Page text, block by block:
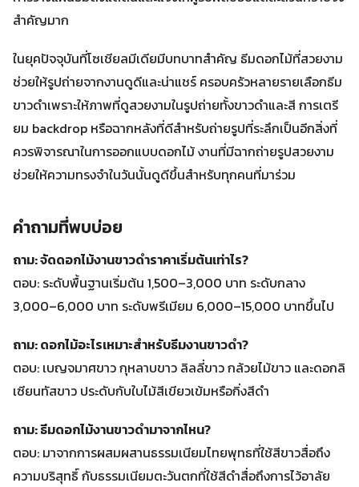
สำคัญมาก
ในยุคปัจจุบันที่โซเชียลมีเดียมีบทบาทสำคัญ ธีมดอกไม้ที่สวยงาม
ช่วยให้รูปถ่ายจากงานดูดีและน่าแชร์ ครอบครัวหลายรายเลือกธีม
ขาวดำเพราะให้ภาพที่ดูสวยงามในรูปถ่ายทั้งขาวดำและสี การเตรี
ยม backdrop หรือฉากหลังที่ดีสำหรับถ่ายรูปที่ระลึกเป็นอีกสิ่งที่
ควรพิจารณาในการออกแบบดอกไม้ งานที่มีฉากถ่ายรูปสวยงาม
ช่วยให้ความทรงจำในวันนั้นดูดีขึ้นสำหรับทุกคนที่มาร่วม
คำถามที่พบบ่อย
ถาม: จัดดอกไม้งานขาวดำราคาเริ่มต้นเท่าไร?
ตอบ: ระดับพื้นฐานเริ่มต้น 1,500–3,000 บาท ระดับกลาง
3,000–6,000 บาท ระดับพรีเมียม 6,000–15,000 บาทขึ้นไป
ถาม: ดอกไม้อะไรเหมาะสำหรับธีมงานขาวดำ?
ตอบ: เบญจมาศขาว กุหลาบขาว ลิลลี่ขาว กล้วยไม้ขาว และดอกลิ
เซียนทัสขาว ประดับกับใบไม้สีเขียวเข้มหรือกิ่งสีดำ
ถาม: ธีมดอกไม้งานขาวดำมาจากไหน?
ตอบ: มาจากการผสมผสานธรรมเนียมไทยพุทธที่ใช้สีขาวสื่อถึง
ความบริสุทธิ์ กับธรรมเนียมตะวันตกที่ใช้สีดำสื่อถึงการไว้อาลัย